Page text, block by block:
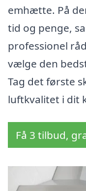
emhætte. På
tid og penge,
professionel
vælge den
Tag det første
luftkvalitet i dit
Få 3 tilbud,